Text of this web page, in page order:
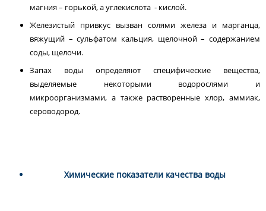
магния – горькой, а углекислота - кислой.
Железистый привкус вызван солями железа и марганца,
вяжущий – сульфатом кальция, щелочной – содержанием
соды, щелочи.
Запах воды определяют специфические вещества,
выделяемые некоторыми водорослями и
микроорганизмами, а также растворенные хлор, аммиак,
сероводород.
Химические показатели качества воды